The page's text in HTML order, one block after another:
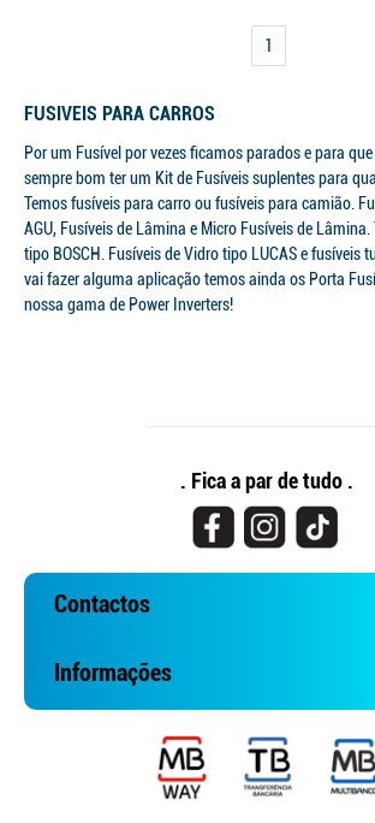
1
FUSIVEIS PARA CARROS
Por um Fusível por vezes ficamos parados e para
sempre bom ter um Kit de Fusíveis suplentes para
Temos fusíveis para carro ou fusíveis para camião.
AGU, Fusíveis de Lâmina e Micro Fusíveis de
tipo BOSCH. Fusíveis de Vidro tipo LUCAS e fusíveis
vai fazer alguma aplicação temos ainda os Porta
nossa gama de Power Inverters!
. Fica a par de tudo .
Contactos
Informações